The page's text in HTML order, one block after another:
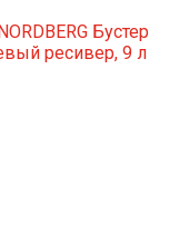
Бустер
ресивер, 9 л